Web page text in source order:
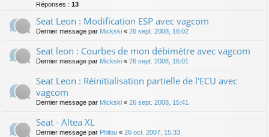
Réponses : 13
Seat Leon : Modification ESP avec vagcom
Dernier message par Mickski « 26 sept. 2008, 16:02
Seat leon : Courbes de mon débimètre avec vagcom
Dernier message par Mickski « 26 sept. 2008, 16:01
Seat Leon : Réinitialisation partielle de l'ECU avec
vagcom
Dernier message par Mickski « 26 sept. 2008, 15:41
Seat - Altea XL
Dernier message par Philou « 26 oct. 2007, 15:33